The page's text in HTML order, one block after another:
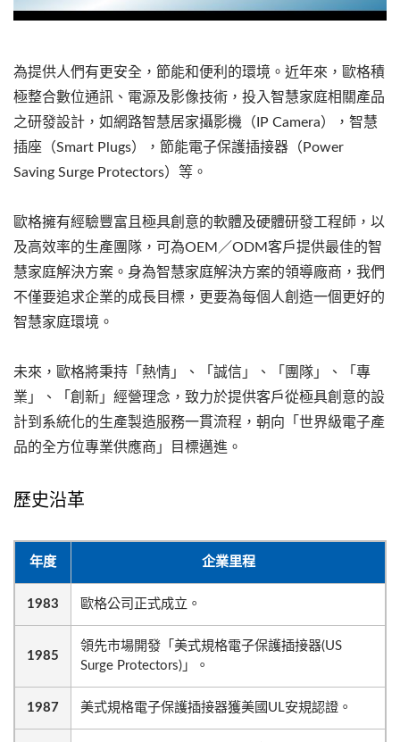
為提供人們有更安全，節能和便利的環境。近年來，歐格積
極整合數位通訊、電源及影像技術，投入智慧家庭相關產品
之研發設計，如網路智慧居家攝影機（IP Camera），智慧
插座（Smart Plugs），節能電子保護插接器（Power
Saving Surge Protectors）等。
歐格擁有經驗豐富且極具創意的軟體及硬體研發工程師，以
及高效率的生產團隊，可為OEM／ODM客戶提供最佳的智
慧家庭解決方案。身為智慧家庭解決方案的領導廠商，我們
不僅要追求企業的成長目標，更要為每個人創造一個更好的
智慧家庭環境。
未來，歐格將秉持「熱情」、「誠信」、「團隊」、「專
業」、「創新」經營理念，致力於提供客戶從極具創意的設
計到系統化的生產製造服務一貫流程，朝向「世界級電子產
品的全方位專業供應商」目標邁進。
歷史沿革
年度 企業里程
1983 歐格公司正式成立。
1985
領先市場開發「美式規格電子保護插接器(US
Surge Protectors)」。
1987 美式規格電子保護插接器獲美國UL安規認證。